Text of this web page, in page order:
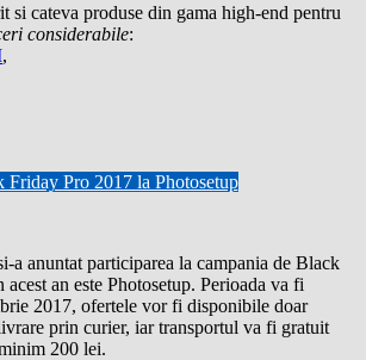
si cateva produse din gama high-end pentru
considerabile:
,
Friday Pro 2017 la Photosetup
a anuntat participarea la campania de Black
an este Photosetup. Perioada va fi
2017, ofertele vor fi disponibile doar
prin curier, iar transportul va fi gratuit
200 lei.